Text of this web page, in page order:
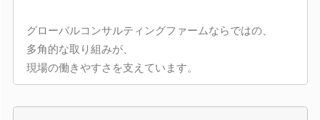
グローバルコンサルティングファームならではの、
多角的な取り組みが、
現場の働きやすさを支えています。